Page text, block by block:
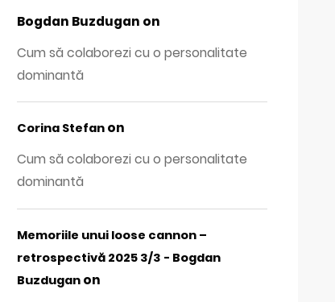
Bogdan Buzdugan on
Cum să colaborezi cu o personalitate
dominantă
Corina Stefan on
Cum să colaborezi cu o personalitate
dominantă
Memoriile unui loose cannon –
retrospectivă 2025 3/3 - Bogdan
Buzdugan on